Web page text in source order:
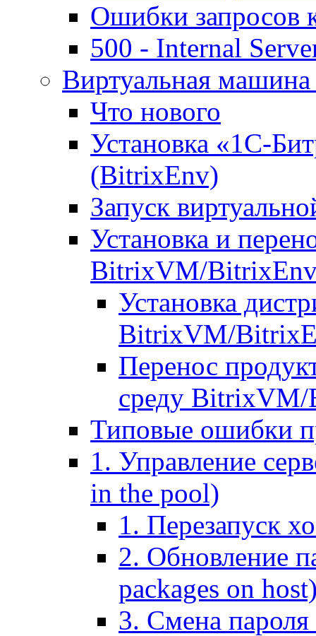
Ошибки запросов
500 - Internal
Виртуальная
Что нового
Установка «1С-
(BitrixEnv)
Запуск
Установка и
BitrixVM/
Установка
BitrixVM/
Перенос
среду
Типовые ошибки
1. Управление
in the pool)
1. Перезапуск
2. Обновление
packages on
3. Смена пароля